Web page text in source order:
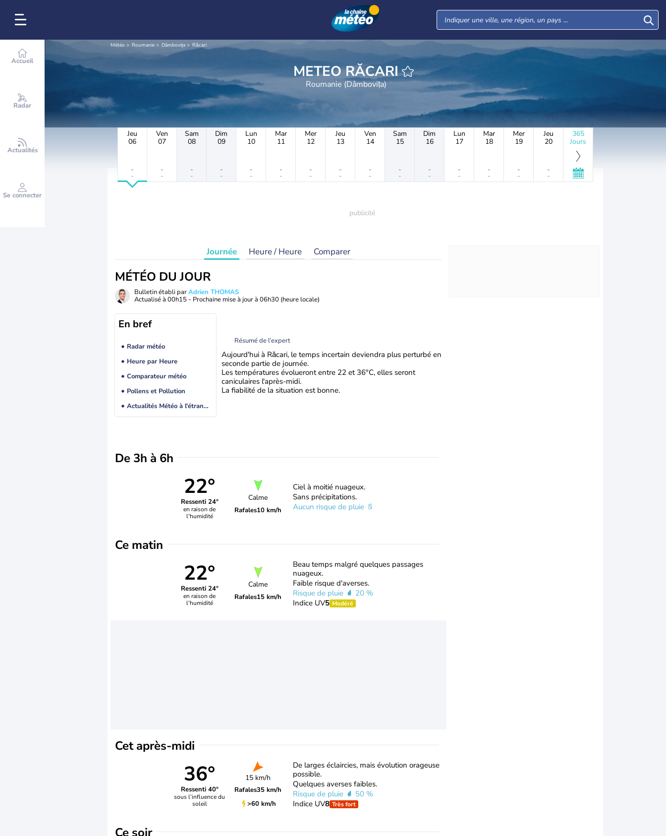
Accueil
Radar
Actualités
Se connecter
Météo Roumanie Dâmbovița Răcari
METEO RĂCARI
Roumanie (Dâmbovița)
Jeu
06
-
-
Ven
07
-
-
Sam
08
-
-
Dim
09
-
-
Lun
10
-
-
Mar
11
-
-
Mer
12
-
-
Jeu
13
-
-
Ven
14
-
-
Sam
15
-
-
Dim
16
-
-
Lun
17
-
-
Mar
18
-
-
Mer
19
-
-
Jeu
20
-
-
365
Jours
Journée Heure / Heure Comparer
MÉTÉO DU JOUR
Bulletin établi parAdrien THOMAS
Actualisé à 00h15 - Prochaine mise à jour à 06h30 (heure locale)
En bref
Radar météo
Heure par Heure
Comparateur météo
Pollens et Pollution
Actualités Météo à l'étranger
Résumé de l’expert
Aujourd'hui à Răcari, le temps incertain deviendra plus perturbé en
seconde partie de journée.
Les températures évolueront entre 22 et 36°C, elles seront
caniculaires l'après-midi.
La fiabilité de la situation est bonne.
De 3h à 6h
22°
Ressenti 24°
en raison de
l'humidité
Calme
Rafales10 km/h
Ciel à moitié nuageux.
Sans précipitations.
Aucun risque de pluie
Ce matin
22°
Ressenti 24°
en raison de
l'humidité
Calme
Rafales15 km/h
Beau temps malgré quelques passages
nuageux.
Faible risque d'averses.
Risque de pluie
20 %
Indice UV5 Modéré
Cet après-midi
36°
Ressenti 40°
sous l’influence du
soleil
15 km/h
Rafales35 km/h
>60 km/h
De larges éclaircies, mais évolution orageuse
possible.
Quelques averses faibles.
Risque de pluie
50 %
Indice UV8 Très fort
Ce soir